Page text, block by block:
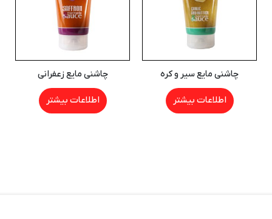
چاشنی مایع سیر و کره
اطلاعات بیشتر
چاشنی مایع زعفرانی
اطلاعات بیشتر